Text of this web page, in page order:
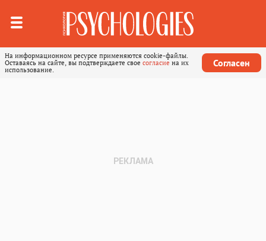
На информационном ресурсе применяются cookie-файлы.
Оставаясь на сайте, вы подтверждаете свое согласие на их
использование.
Согласен